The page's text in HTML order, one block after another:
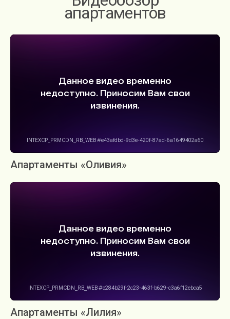
апартаментов
Апартаменты «Оливия»
Апартаменты «Лилия»